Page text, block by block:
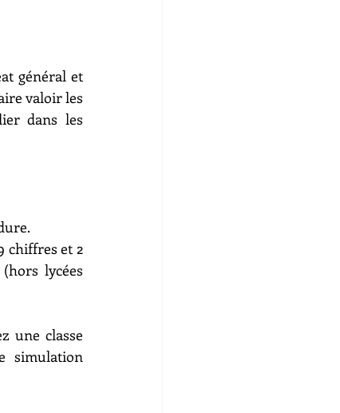
général et
valoir les
dans les
chiffres et 2
lycées
une classe
simulation